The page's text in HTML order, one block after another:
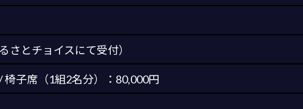
さとチョイスにて受付）
子席（1組2名分）：80,000円